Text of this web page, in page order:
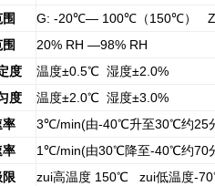
G: -20℃— 100℃（150℃）
20% RH —98% RH
度
温度±0.5℃ 湿度±2.0%
度
温度±2.0℃ 湿度±3.0%
率
3℃/min(由-40℃升至30℃约25
率
1℃/min(由30℃降至-40℃约70
zui高温度 150℃ zui低温度-